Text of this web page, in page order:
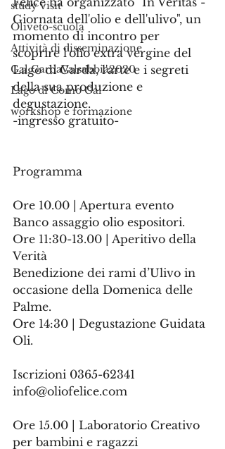
study visit
Oliveto-scuola
Attività di disseminazione
Gal GardaValsabbia2020
Lago di Como Gal
workshop e formazione
Giornata dell'olio e dell'ulivo", un
momento di incontro per
scoprire l'olio extra vergine del
Lago di Garda, l'arte e i segreti
della sua produzione e
degustazione.
-ingresso gratuito-
Programma
Ore 10.00 | Apertura evento
Banco assaggio olio espositori.
Ore 11:30-13.00 | Aperitivo della
Verità
Benedizione dei rami d’Ulivo in
occasione della Domenica delle
Palme.
Ore 14:30 | Degustazione Guidata
Oli.
Iscrizioni 0365-62341
info@oliofelice.com
Ore 15.00 | Laboratorio Creativo
per bambini e ragazzi